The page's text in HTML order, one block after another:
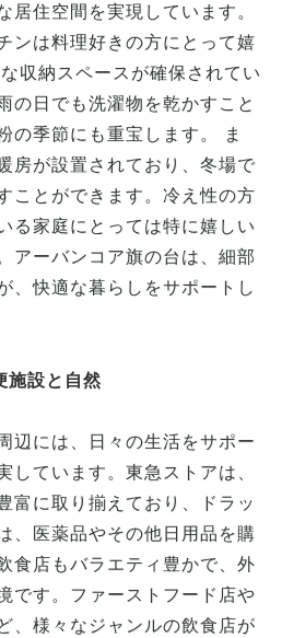
居住空間を実現しています。
ンは料理好きの方にとって嬉
収納スペースが確保されてい
の日でも洗濯物を乾かすこと
の季節にも重宝します。 ま
房が設置されており、冬場で
ことができます。冷え性の方
る家庭にとっては特に嬉しい
アーバンコア旗の台は、細部
、快適な暮らしをサポートし
施設と自然
辺には、日々の生活をサポー
しています。東急ストアは、
富に取り揃えており、ドラッ
、医薬品やその他日用品を購
食店もバラエティ豊かで、外
です。ファーストフード店や
、様々なジャンルの飲食店が